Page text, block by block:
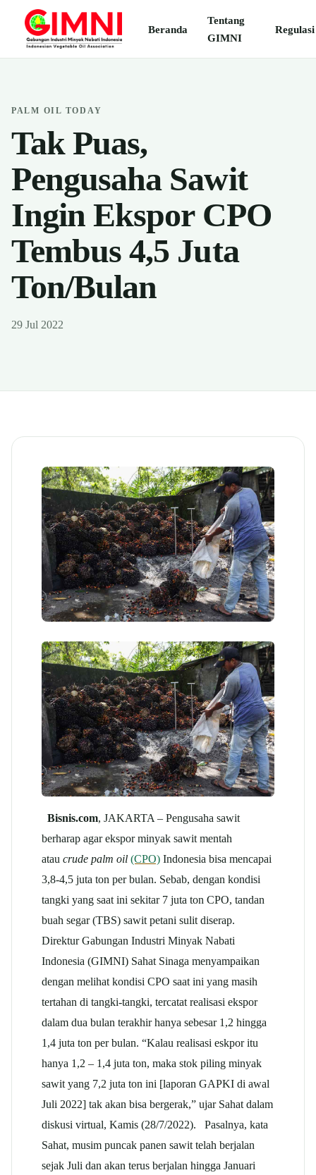
Beranda
Tentang
GIMNI
Regulasi
PALM OIL TODAY
Tak Puas,
Pengusaha Sawit
Ingin Ekspor CPO
Tembus 4,5 Juta
Ton/Bulan
29 Jul 2022
Bisnis.com, JAKARTA – Pengusaha sawit
berharap agar ekspor minyak sawit mentah
atau crude palm oil (CPO) Indonesia bisa mencapai
3,8-4,5 juta ton per bulan. Sebab, dengan kondisi
tangki yang saat ini sekitar 7 juta ton CPO, tandan
buah segar (TBS) sawit petani sulit diserap.
Direktur Gabungan Industri Minyak Nabati
Indonesia (GIMNI) Sahat Sinaga menyampaikan
dengan melihat kondisi CPO saat ini yang masih
tertahan di tangki-tangki, tercatat realisasi ekspor
dalam dua bulan terakhir hanya sebesar 1,2 hingga
1,4 juta ton per bulan. “Kalau realisasi eskpor itu
hanya 1,2 – 1,4 juta ton, maka stok piling minyak
sawit yang 7,2 juta ton ini [laporan GAPKI di awal
Juli 2022] tak akan bisa bergerak,” ujar Sahat dalam
diskusi virtual, Kamis (28/7/2022). Pasalnya, kata
Sahat, musim puncak panen sawit telah berjalan
sejak Juli dan akan terus berjalan hingga Januari